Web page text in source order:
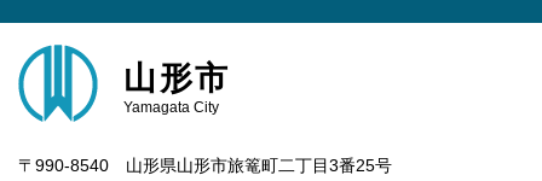
山形市
Yamagata City
〒990-8540 山形県山形市旅篭町二丁目3番25号